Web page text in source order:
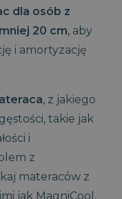
dla osób z
20 cm, aby
i amortyzację
, z jakiego
takie jak
i
z
materaców z
jak MagniCool,